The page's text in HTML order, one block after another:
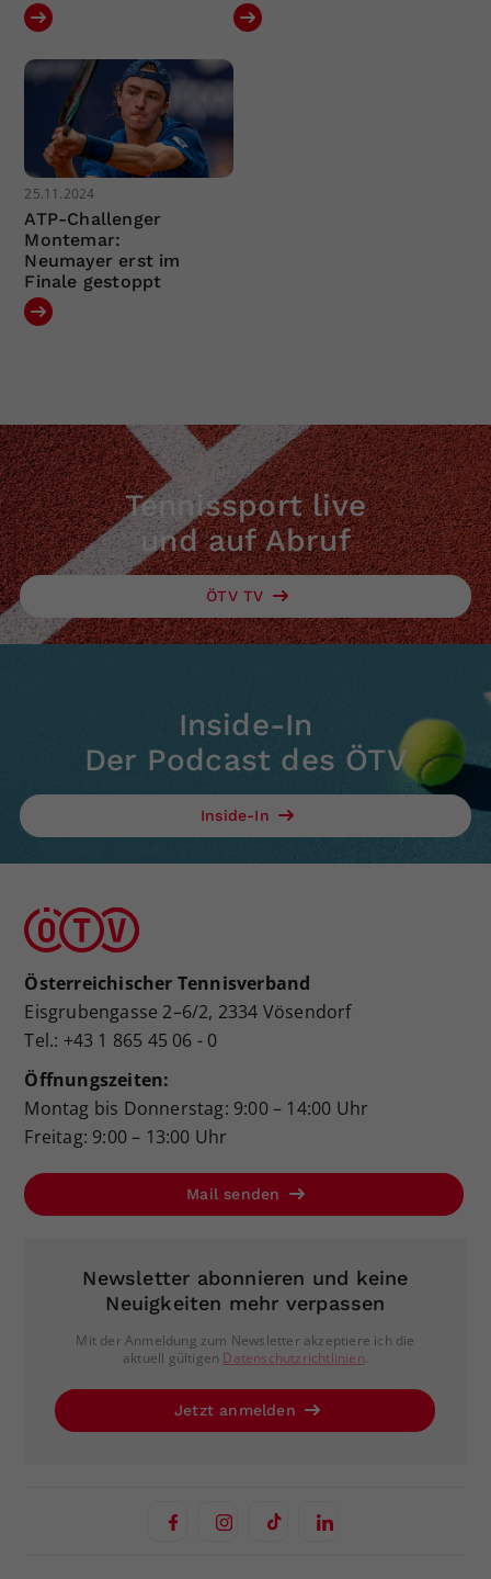
25.11.2024
ATP-Challenger
Montemar:
Neumayer erst im
Finale gestoppt
Tennissport live
und auf Abruf
ÖTV TV
Inside-In
Der Podcast des ÖTV
Inside-In
Österreichischer Tennisverband
Eisgrubengasse 2–6/2, 2334 Vösendorf
Tel.: +43 1 865 45 06 - 0
Öffnungszeiten:
Montag bis Donnerstag: 9:00 – 14:00 Uhr
Freitag: 9:00 – 13:00 Uhr
Mail senden
Newsletter abonnieren und keine
Neuigkeiten mehr verpassen
Mit der Anmeldung zum Newsletter akzeptiere ich die
aktuell gültigen Datenschutzrichtlinien.
Jetzt anmelden